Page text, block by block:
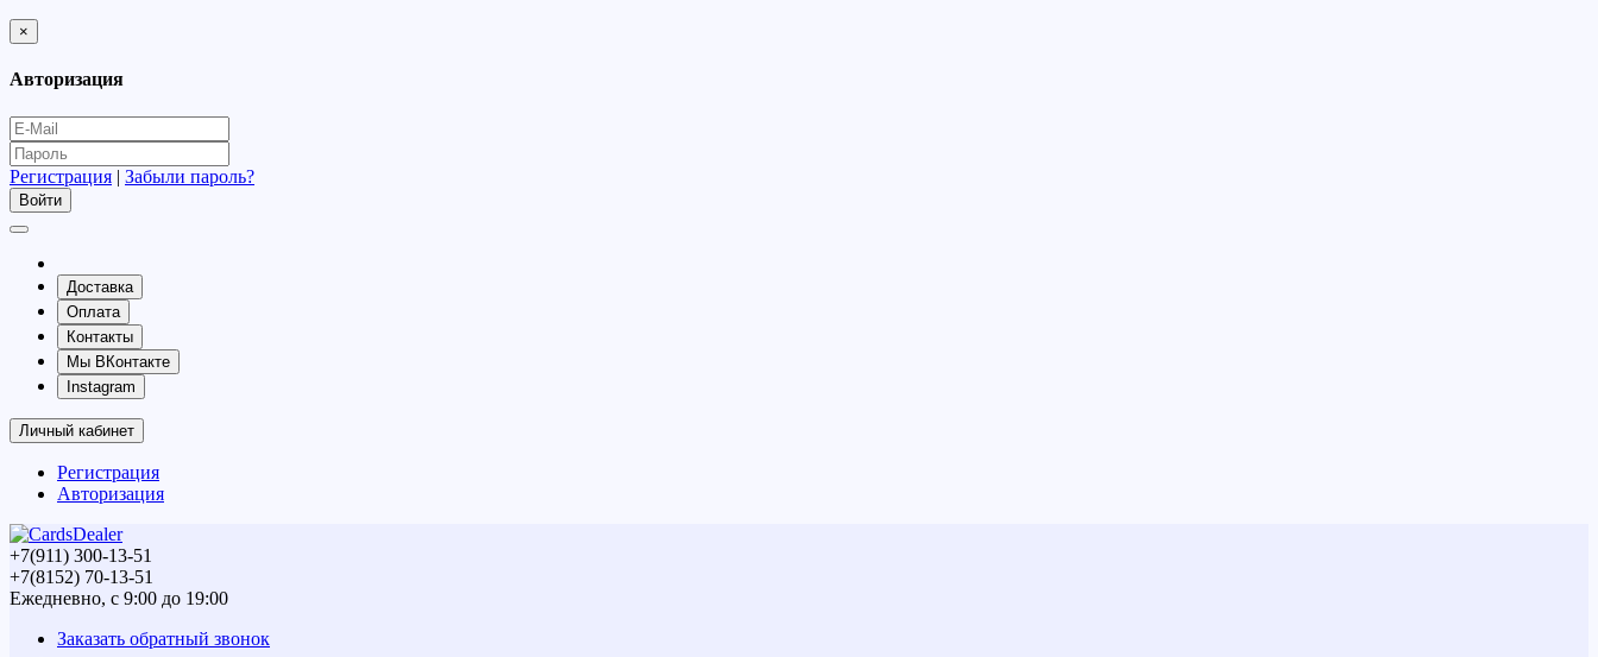
×
Авторизация
Регистрация | Забыли пароль?
Доставка
Оплата
Контакты
Мы ВКонтакте
Instagram
Личный кабинет
Регистрация
Авторизация
+7(911) 300-13-51
+7(8152) 70-13-51
Ежедневно, с 9:00 до 19:00
Заказать обратный звонок